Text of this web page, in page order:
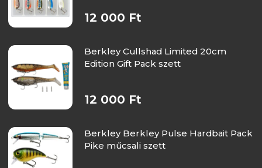
12 000 Ft
Berkley Cullshad Limited 20cm
Edition Gift Pack szett
12 000 Ft
Berkley Berkley Pulse Hardbait Pack
Pike műcsali szett